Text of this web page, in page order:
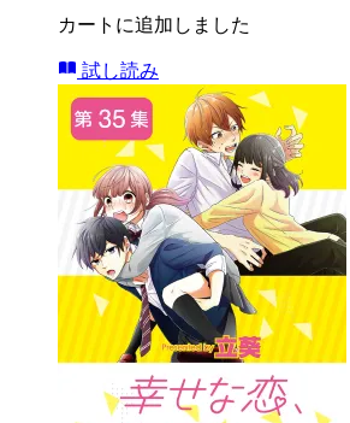
カートに追加しました
試し読み